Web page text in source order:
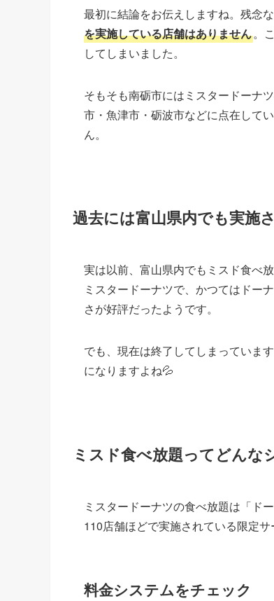
最初に結論をお伝えしますね。残念な
を実施している店舗はありません。
してしまいました。
そもそも南砺市にはミスタードーナ
市・魚津市・砺波市などに点在して
ん。
過去には富山県内でも実施
実は以前、富山県内でもミスド食べ
ミスタードーナツで、かつてはドー
さが好評だったようです。
でも、現在は終了してしまっていま
になりますよね💦
ミスド食べ放題ってどんな
ミスタードーナツの食べ放題は「ド
110店舗ほどで実施されている限定サ
料金システムをチェック